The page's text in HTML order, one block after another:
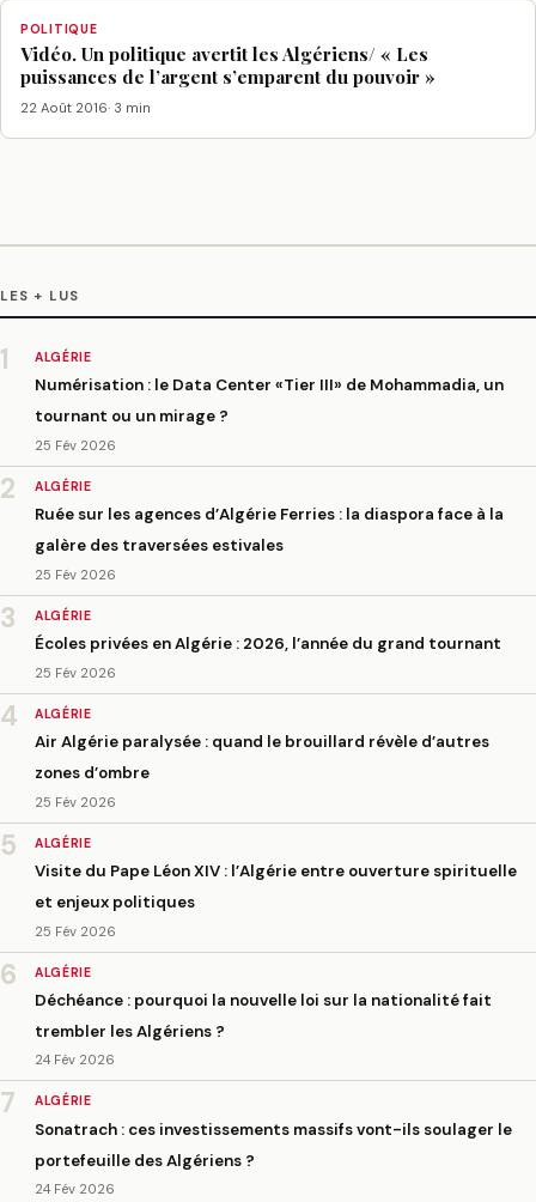
POLITIQUE
Vidéo. Un politique avertit les Algériens/ « Les
puissances de l’argent s’emparent du pouvoir »
22 Août 2016· 3 min
LES + LUS
1 ALGÉRIE
Numérisation : le Data Center «Tier III» de Mohammadia, un
tournant ou un mirage ?
25 Fév 2026
2 ALGÉRIE
Ruée sur les agences d’Algérie Ferries : la diaspora face à la
galère des traversées estivales
25 Fév 2026
3 ALGÉRIE
Écoles privées en Algérie : 2026, l’année du grand tournant
25 Fév 2026
4 ALGÉRIE
Air Algérie paralysée : quand le brouillard révèle d’autres
zones d’ombre
25 Fév 2026
5 ALGÉRIE
Visite du Pape Léon XIV : l’Algérie entre ouverture spirituelle
et enjeux politiques
25 Fév 2026
6 ALGÉRIE
Déchéance : pourquoi la nouvelle loi sur la nationalité fait
trembler les Algériens ?
24 Fév 2026
7 ALGÉRIE
Sonatrach : ces investissements massifs vont-ils soulager le
portefeuille des Algériens ?
24 Fév 2026